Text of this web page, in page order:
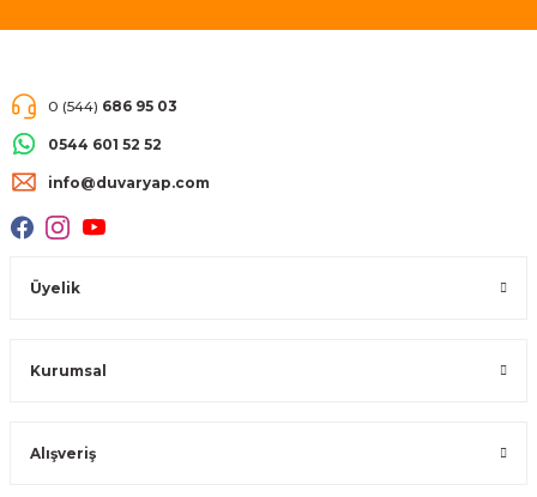
0 (544) 686 95 03
0544 601 52 52
info@duvaryap.com
Üyelik
Kurumsal
Alışveriş